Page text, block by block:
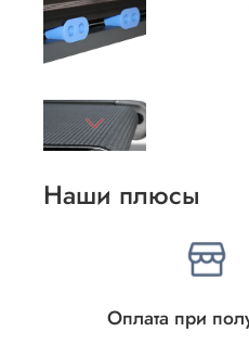
Наши плюсы
Оплата при